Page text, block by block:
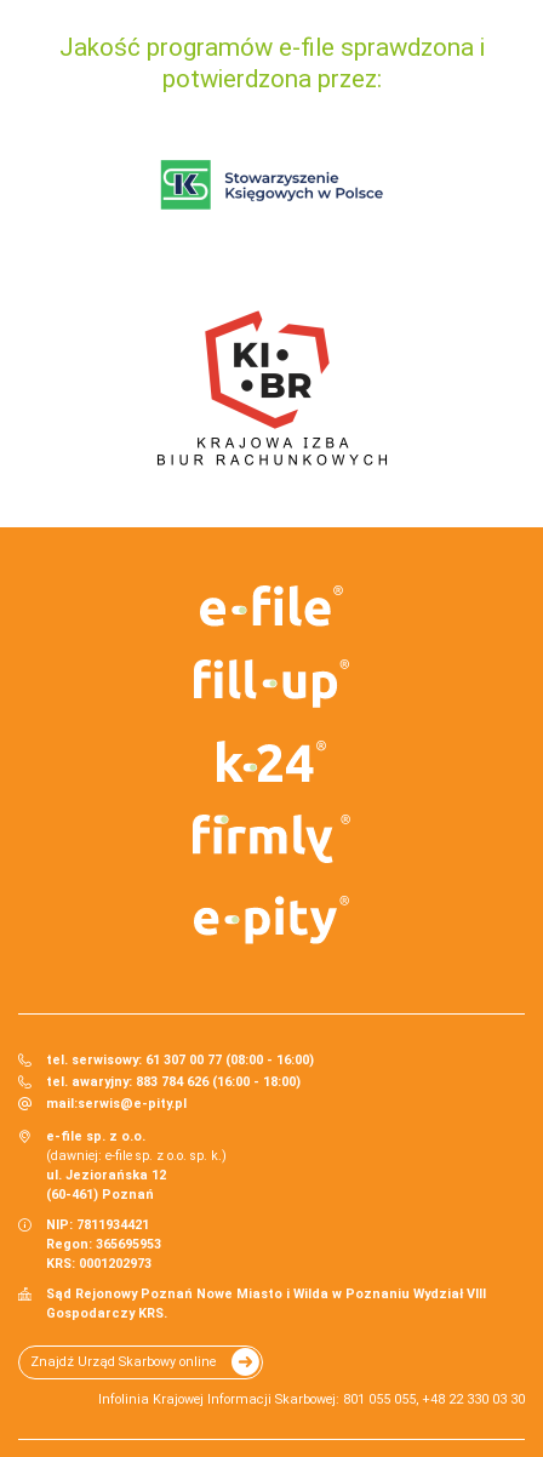
Jakość programów e-file sprawdzona i
potwierdzona przez:
tel. serwisowy: 61 307 00 77 (08:00 - 16:00)
tel. awaryjny: 883 784 626 (16:00 - 18:00)
mail:serwis@e-pity.pl
e-file sp. z o.o.
(dawniej: e-file sp. z o.o. sp. k.)
ul. Jeziorańska 12
(60-461) Poznań
NIP: 7811934421
Regon: 365695953
KRS: 0001202973
Sąd Rejonowy Poznań Nowe Miasto i Wilda w Poznaniu Wydział VIII
Gospodarczy KRS.
Znajdź Urząd Skarbowy online
Infolinia Krajowej Informacji Skarbowej: 801 055 055, +48 22 330 03 30